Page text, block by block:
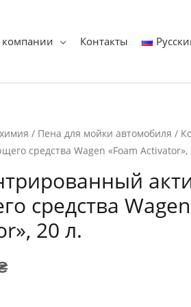
Контакты
/ Пена для мойки автомобиля /
средства Wagen «Foam Activator»,
средства
20 л.